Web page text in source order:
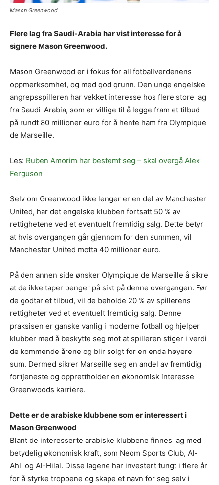
Mason Greenwood
Flere lag fra Saudi-Arabia har vist interesse for å
signere Mason Greenwood.
Mason Greenwood er i fokus for all fotballverdenens
oppmerksomhet, og med god grunn. Den unge engelske
angrepsspilleren har vekket interesse hos flere store lag
fra Saudi-Arabia, som er villige til å legge fram et tilbud
på rundt 80 millioner euro for å hente ham fra Olympique
de Marseille.
Les: Ruben Amorim har bestemt seg – skal overgå Alex
Ferguson
Selv om Greenwood ikke lenger er en del av Manchester
United, har det engelske klubben fortsatt 50 % av
rettighetene ved et eventuelt fremtidig salg. Dette betyr
at hvis overgangen går gjennom for den summen, vil
Manchester United motta 40 millioner euro.
På den annen side ønsker Olympique de Marseille å sikre
at de ikke taper penger på sikt på denne overgangen. Før
de godtar et tilbud, vil de beholde 20 % av spillerens
rettigheter ved et eventuelt fremtidig salg. Denne
praksisen er ganske vanlig i moderne fotball og hjelper
klubber med å beskytte seg mot at spilleren stiger i verdi
de kommende årene og blir solgt for en enda høyere
sum. Dermed sikrer Marseille seg en andel av fremtidig
fortjeneste og opprettholder en økonomisk interesse i
Greenwoods karriere.
Dette er de arabiske klubbene som er interessert i
Mason Greenwood
Blant de interesserte arabiske klubbene finnes lag med
betydelig økonomisk kraft, som Neom Sports Club, Al-
Ahli og Al-Hilal. Disse lagene har investert tungt i flere år
for å styrke troppene og skape et navn for seg selv i